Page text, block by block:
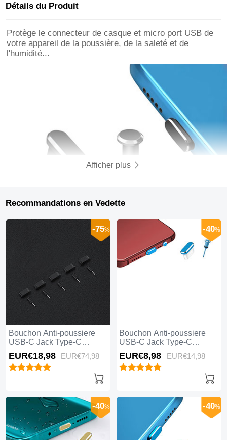
Détails du Produit
Protège le connecteur de casque et micro port USB de
votre appareil de la poussière, de la saleté et de
l'humidité...
Afficher plus
Recommandations en Vedette
Bouchon Anti-poussiere
USB-C Jack Type-C
Universel 5PCS H02 pour
Apple iPhone 15 Pro Max
Noir
-75%
EUR€18,98 EUR€74,98
Bouchon Anti-poussiere
USB-C Jack Type-C
Universel H17 pour Apple
iPhone 15 Pro Max Bleu
-40%
EUR€8,98 EUR€14,98
-40% -40%